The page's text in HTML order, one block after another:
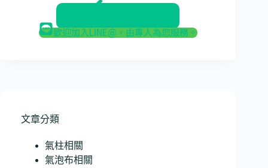
歡迎加入LINE@，由專人為您服務。
文章分類
氣柱相關
氣泡布相關